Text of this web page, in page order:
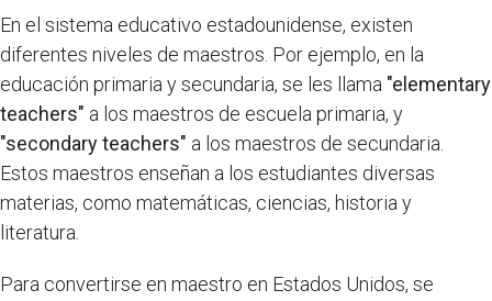
En el sistema educativo estadounidense, existen
diferentes niveles de maestros. Por ejemplo, en la
educación primaria y secundaria, se les llama "elementary
teachers" a los maestros de escuela primaria, y
"secondary teachers" a los maestros de secundaria.
Estos maestros enseñan a los estudiantes diversas
materias, como matemáticas, ciencias, historia y
literatura.
Para convertirse en maestro en Estados Unidos, se